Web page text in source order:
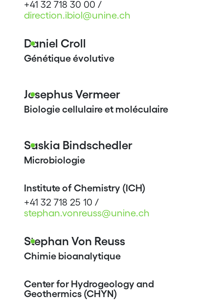
+41 32 718 30 00 /
direction.ibiol@unine.ch
Daniel Croll
Génétique évolutive
Josephus Vermeer
Biologie cellulaire et moléculaire
Saskia Bindschedler
Microbiologie
Institute of Chemistry (ICH)
+41 32 718 25 10 /
stephan.vonreuss@unine.ch
Stephan Von Reuss
Chimie bioanalytique
Center for Hydrogeology and
Geothermics (CHYN)